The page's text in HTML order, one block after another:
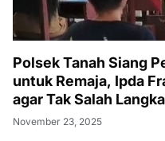
Polsek Tanah Siang
untuk Remaja, Ipda
agar Tak Salah
November 23, 2025